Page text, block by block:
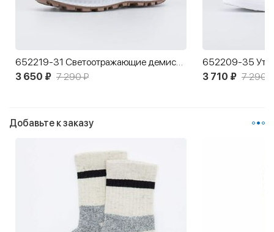
652219-31 Светоотражающие демисезонные ботинки
3 650 ₽ 7 290 ₽ 3 710 ₽ 7 290 ₽
Добавьте к заказу